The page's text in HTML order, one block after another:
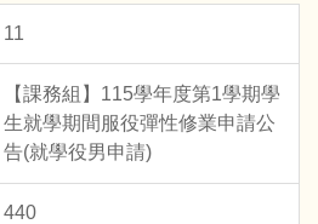
11
【課務組】115學年度第1學期學
生就學期間服役彈性修業申請公
告(就學役男申請)
440